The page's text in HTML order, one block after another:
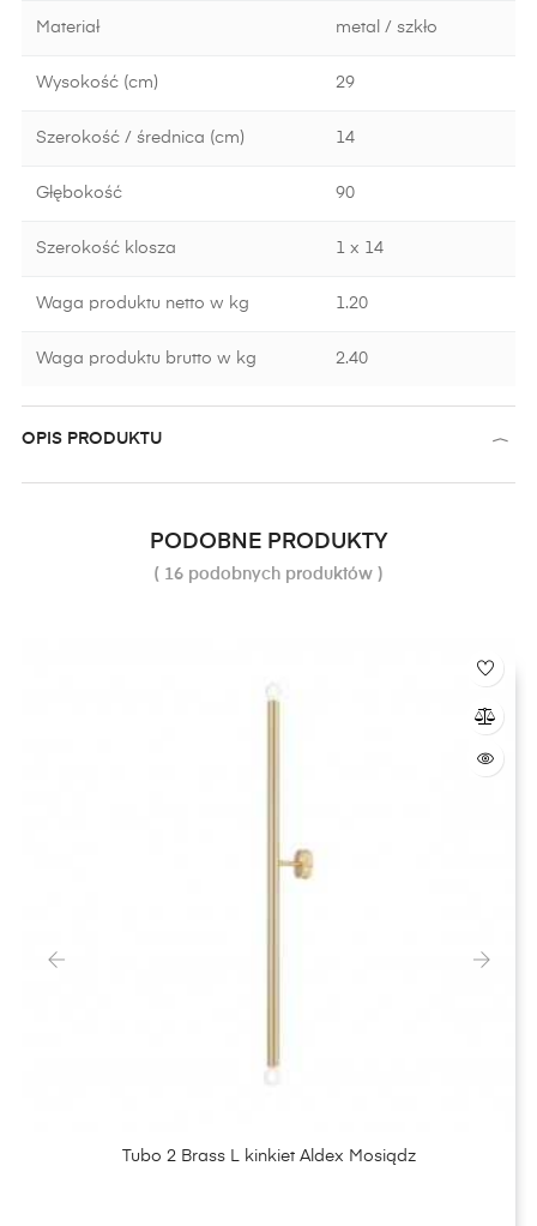
Materiał metal / szkło
Wysokość (cm) 29
Szerokość / średnica (cm) 14
Głębokość 90
Szerokość klosza 1 x 14
Waga produktu netto w kg 1.20
Waga produktu brutto w kg 2.40
OPIS PRODUKTU
PODOBNE PRODUKTY
( 16 podobnych produktów )
Tubo 2 Brass L kinkiet Aldex Mosiądz